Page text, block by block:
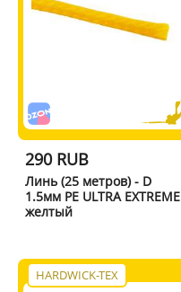
290 RUB
Линь (25 метров) - D
1.5мм PE ULTRA EXTREME
желтый
HARDWICK-TEX